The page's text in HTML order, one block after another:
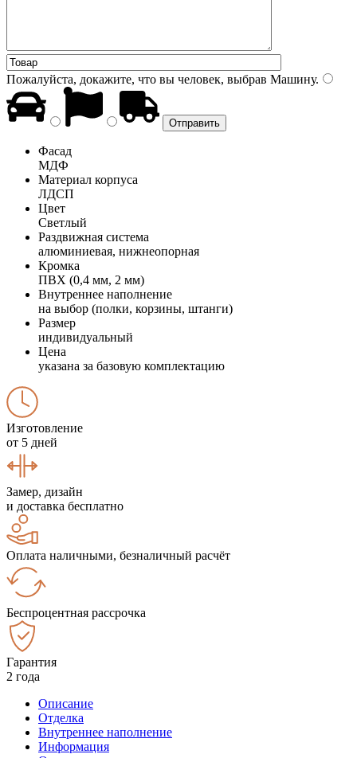
Пожалуйста, докажите, что вы человек, выбрав Машину.
Фасад
МДФ
Материал корпуса
ЛДСП
Цвет
Светлый
Раздвижная система
алюминиевая, нижнеопорная
Кромка
ПВХ (0,4 мм, 2 мм)
Внутреннее наполнение
на выбор (полки, корзины, штанги)
Размер
индивидуальный
Цена
указана за базовую комплектацию
Изготовление
от 5 дней
Замер, дизайн
и доставка бесплатно
Оплата наличными, безналичный расчёт
Беспроцентная рассрочка
Гарантия
2 года
Описание
Отделка
Внутреннее наполнение
Информация